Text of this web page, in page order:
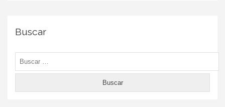
deBuscar